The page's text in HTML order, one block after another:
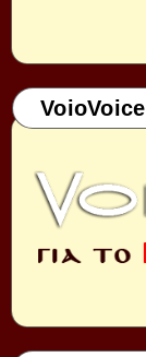
VoioVoice